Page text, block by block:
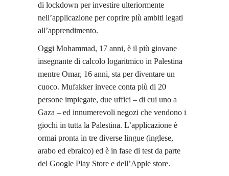
di lockdown per investire ulteriormente
nell’applicazione per coprire più ambiti legati
all’apprendimento.
Oggi Mohammad, 17 anni, è il più giovane
insegnante di calcolo logaritmico in Palestina
mentre Omar, 16 anni, sta per diventare un
cuoco. Mufakker invece conta più di 20
persone impiegate, due uffici – di cui uno a
Gaza – ed innumerevoli negozi che vendono i
giochi in tutta la Palestina. L’applicazione è
ormai pronta in tre diverse lingue (inglese,
arabo ed ebraico) ed è in fase di test da parte
del Google Play Store e dell’Apple store.